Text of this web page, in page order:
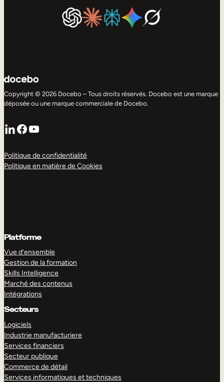
Copyright © 2026 Docebo – Tous droits réservés. Docebo est une marque
déposée ou une marque commerciale de Docebo.
LinkedIn
Facebook
YouTube
Politique de confidentialité
Politique en matière de Cookies
Platforme
Vue d’ensemble
Gestion de la formation
Skills Intelligence
Marché des contenus
Intégrations
Secteurs
Logiciels
Industrie manufacturiere
Services financiers
Secteur publique
Commerce de détail
Services informatiques et techniques